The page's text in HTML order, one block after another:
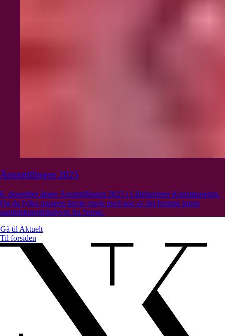
Årsutstillingen 2025
6. desember åpner Årsutstillingen 2025 i Lillehammer Kunstmuseum.
Og da fylles museets første etasje med noe av det fremste innen
samtidskunsthåndverk fra Norge.
Gå til Aktuelt
Til forsiden